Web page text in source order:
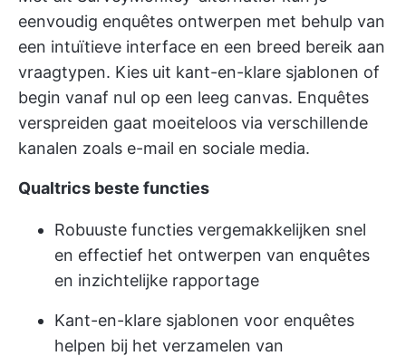
eenvoudig enquêtes ontwerpen met behulp van
een intuïtieve interface en een breed bereik aan
vraagtypen. Kies uit kant-en-klare sjablonen of
begin vanaf nul op een leeg canvas. Enquêtes
verspreiden gaat moeiteloos via verschillende
kanalen zoals e-mail en sociale media.
Qualtrics beste functies
Robuuste functies vergemakkelijken snel
en effectief het ontwerpen van enquêtes
en inzichtelijke rapportage
Kant-en-klare sjablonen voor enquêtes
helpen bij het verzamelen van